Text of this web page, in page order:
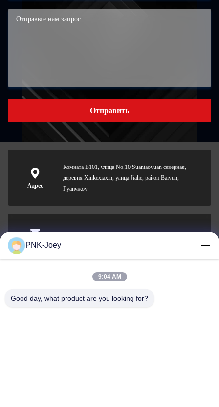
Отправить
Адрес
Комната B101, улица No.10 Suantaoyuan северная,
деревня Xinkexiaxin, улица Jiahe, район Baiyun,
Гуанчжоу
Электронная
008613580404923
PNK-Joey
9:04 AM
Good day, what product are you looking for?